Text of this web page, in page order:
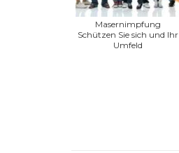
Masernimpfung
Schützen Sie sich und Ihr
Umfeld